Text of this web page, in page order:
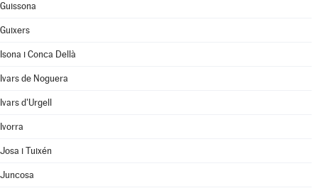
Guissona
Guixers
Isona i Conca Dellà
Ivars de Noguera
Ivars d'Urgell
Ivorra
Josa i Tuixén
Juncosa